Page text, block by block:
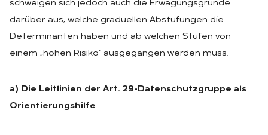
schweigen sich jedoch auch die Erwägungsgründe
darüber aus, welche graduellen Abstufungen die
Determinanten haben und ab welchen Stufen von
einem „hohen Risiko“ ausgegangen werden muss.
a) Die Leitlinien der Art. 29-Datenschutzgruppe als
Orientierungshilfe